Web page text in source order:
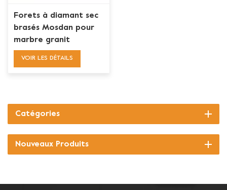
Forets à diamant sec
brasés Mosdan pour
marbre granit
VOIR LES DÉTAILS
Catégories
Nouveaux Produits